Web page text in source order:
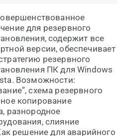
для резервного
содержит все
версии, обеспечивает
резервного
ПК для Windows
Возможности:
схема резервного
копирование
разнородное
слияние
решение для аварийного